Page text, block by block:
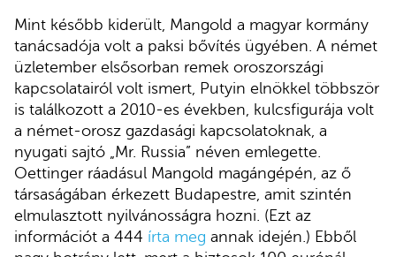
Mint később kiderült, Mangold a magyar kormány
tanácsadója volt a paksi bővítés ügyében. A német
üzletember elsősorban remek oroszországi
kapcsolatairól volt ismert, Putyin elnökkel többször
is találkozott a 2010-es években, kulcsfigurája volt
a német-orosz gazdasági kapcsolatoknak, a
nyugati sajtó „Mr. Russia” néven emlegette.
Oettinger ráadásul Mangold magángépén, az ő
társaságában érkezett Budapestre, amit szintén
elmulasztott nyilvánosságra hozni. (Ezt az
információt a 444 írta meg annak idején.) Ebből